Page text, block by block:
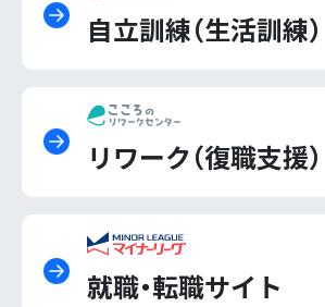
自立訓練（生活訓練）
リワーク（復職支援）
就職・転職サイト